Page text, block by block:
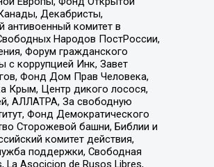
Декабристы,
антивоенный комитет в
Народов ПостРоссии,
Форум гражданского
с коррупцией Инк, Завет
Фонд Дом Прав Человека,
Крым, Центр дикого лосося,
АЛЛАТРА, За свободную
Фонд Демократического
Сторожевой башни, Библии и
комитет действия,
поддержки, Свободная
Asocicion de Rusos Libres,